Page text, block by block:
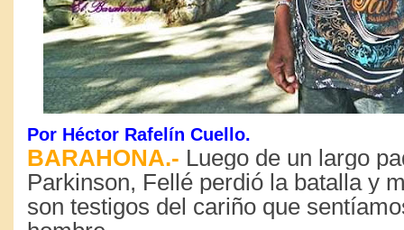
Por Héctor Rafelín Cuello.
BARAHONA.- Luego de un largo
Parkinson, Fellé perdió la batalla y
son testigos del cariño que